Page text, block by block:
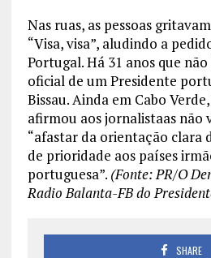
Nas ruas, as pessoas
“Visa, visa”, aludindo a
Portugal. Há 31 anos que
oficial de um Presidente
Bissau. Ainda em Cabo
afirmou aos jornalistaas não
“afastar da orientação clara
de prioridade aos países
portuguesa”. (Fonte: PR/O
Radio Balanta-FB do
SHARE